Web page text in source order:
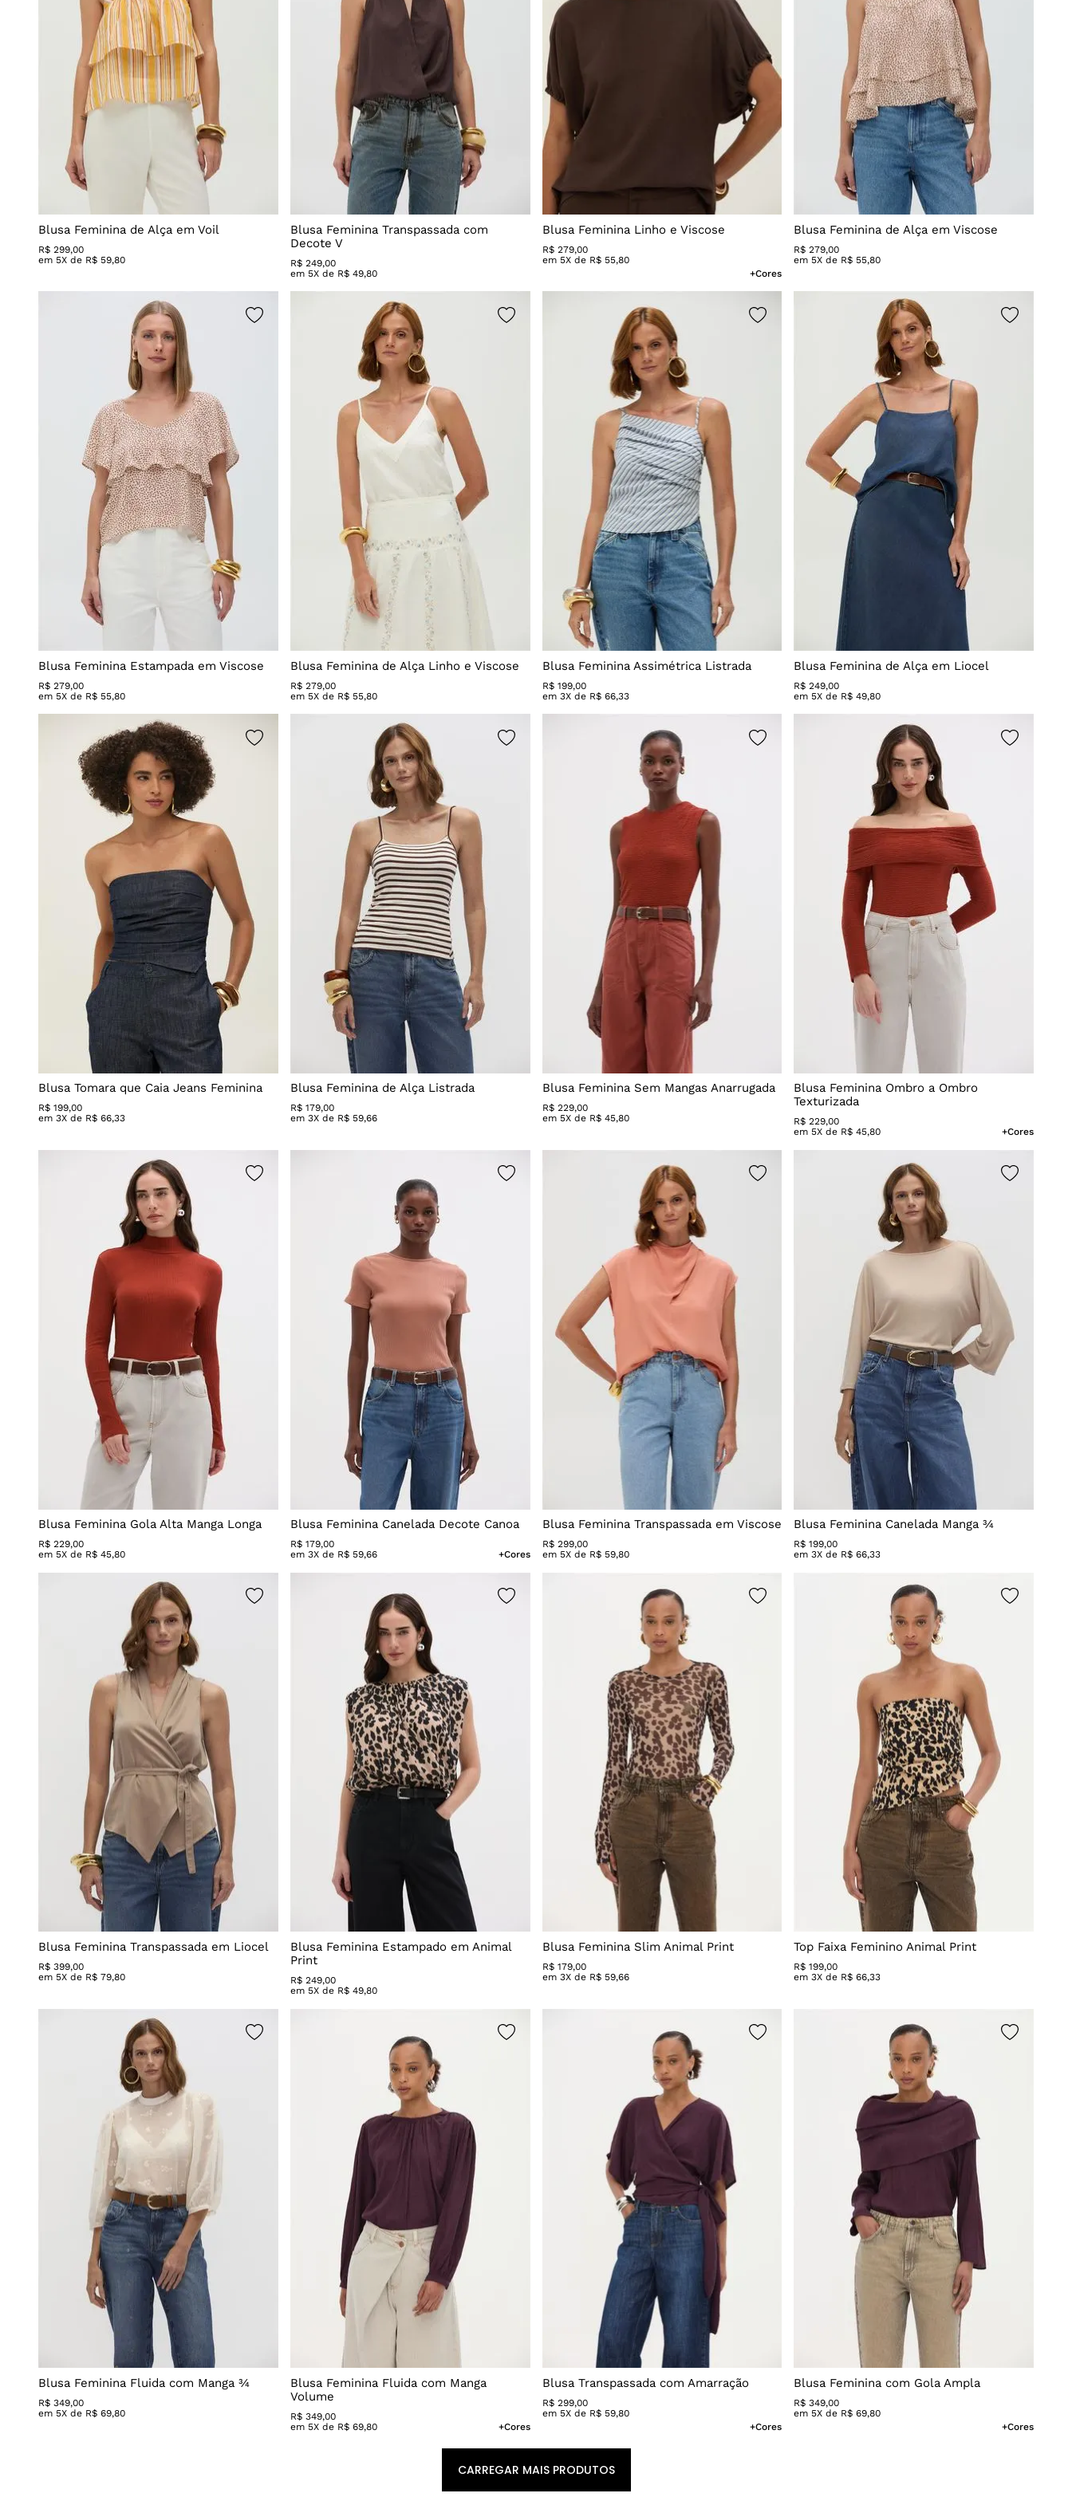
Ombro a Ombro
Prata
Diversas
Blusa Feminina de Alça em Voil
R$ 299,00
em 5X de R$ 59,80
Blusa Feminina Transpassada com
Decote V
R$ 249,00
em 5X de R$ 49,80
Blusa Feminina Linho e Viscose
R$ 279,00
em 5X de R$ 55,80
+Cores
Blusa Feminina de Alça em Viscose
R$ 279,00
em 5X de R$ 55,80
Blusa Feminina Estampada em Viscose
R$ 279,00
em 5X de R$ 55,80
Blusa Feminina de Alça Linho e Viscose
R$ 279,00
em 5X de R$ 55,80
Blusa Feminina Assimétrica Listrada
R$ 199,00
em 3X de R$ 66,33
Blusa Feminina de Alça em Liocel
R$ 249,00
em 5X de R$ 49,80
Blusa Tomara que Caia Jeans Feminina
R$ 199,00
em 3X de R$ 66,33
Blusa Feminina de Alça Listrada
R$ 179,00
em 3X de R$ 59,66
Blusa Feminina Sem Mangas Anarrugada
R$ 229,00
em 5X de R$ 45,80
Blusa Feminina Ombro a Ombro
Texturizada
R$ 229,00
em 5X de R$ 45,80 +Cores
Blusa Feminina Gola Alta Manga Longa
R$ 229,00
em 5X de R$ 45,80
Blusa Feminina Canelada Decote Canoa
R$ 179,00
em 3X de R$ 59,66 +Cores
Blusa Feminina Transpassada em Viscose
R$ 299,00
em 5X de R$ 59,80
Blusa Feminina Canelada Manga ¾
R$ 199,00
em3X de R$ 66,33
Blusa Feminina Transpassada em Liocel
R$ 399,00
em 5X de R$ 79,80
Blusa Feminina Estampado em Animal
Print
R$ 249,00
em 5X de R$ 49,80
Blusa Feminina Slim Animal Print
R$ 179,00
em 3X de R$ 59,66
Top Faixa Feminino Animal Print
R$ 199,00
em3X de R$ 66,33
Blusa Feminina Fluida com Manga ¾
R$ 349,00
em 5X de R$ 69,80
Blusa Feminina Fluida com Manga
Volume
R$ 349,00
em 5X de R$ 69,80 +Cores
Blusa Transpassada com Amarração
R$ 299,00
em 5X de R$ 59,80
+Cores
Blusa Feminina com Gola Ampla
R$ 349,00
em 5X de R$ 69,80
+Cores